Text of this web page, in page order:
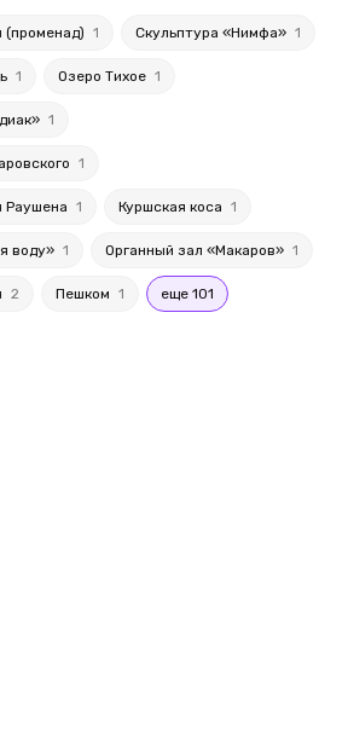
1 Скульптура «Нимфа» 1
1 Озеро Тихое 1
1
1
Раушена 1 Куршская коса 1
воду» 1 Органный зал «Макаров» 1
2 Пешком 1 еще 101